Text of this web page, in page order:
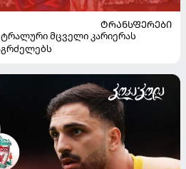
ᲢᲠᲐᲜᲡᲤᲔᲠᲔᲑᲘ
მცველი კარიერას